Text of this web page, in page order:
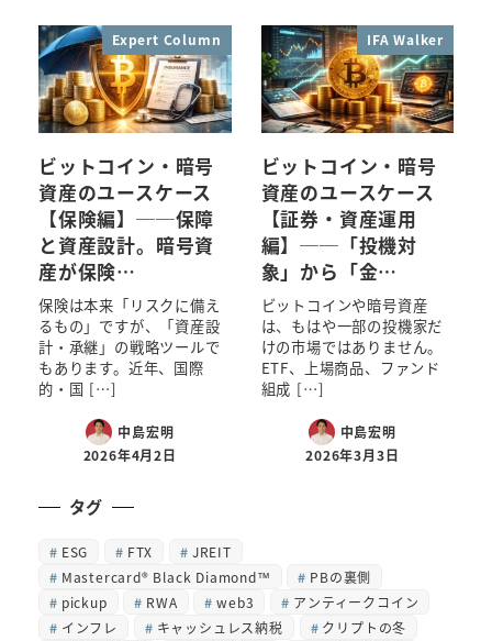
Expert Column
ビットコイン・暗号
資産のユースケース
【保険編】──保障
と資産設計。暗号資
産が保険…
保険は本来「リスクに備え
るもの」ですが、「資産設
計・承継」の戦略ツールで
もあります。近年、国際
的・国 […]
中島宏明
2026年4月2日
IFA Walker
ビットコイン・暗号
資産のユースケース
【証券・資産運用
編】──「投機対
象」から「金…
ビットコインや暗号資産
は、もはや一部の投機家だ
けの市場ではありません。
ETF、上場商品、ファンド
組成 […]
中島宏明
2026年3月3日
タグ
ESG FTX
JREIT
Mastercard® Black Diamond™
PBの裏側
pickup
RWA web3
アンティークコイン
インフレ
キャッシュレス納税
クリプトの冬